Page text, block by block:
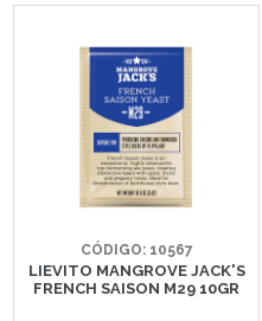
CÓDIGO: 10567
LIEVITO MANGROVE JACK'S
FRENCH SAISON M29 10GR